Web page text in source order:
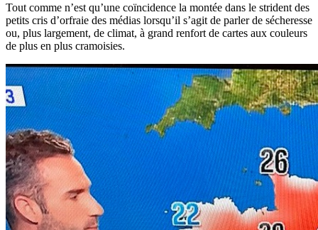
Tout comme n’est qu’une coïncidence la montée dans le strident des
petits cris d’orfraie des médias lorsqu’il s’agit de parler de sécheresse
ou, plus largement, de climat, à grand renfort de cartes aux couleurs
de plus en plus cramoisies.